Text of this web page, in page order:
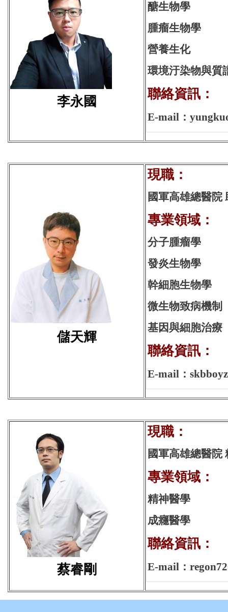
李永國
醣生物學
腫瘤生物學
營養生化
環境汙染物與質
聯絡資訊：
E-mail：
儲天輝
現
國軍高雄總醫院
專業領域：
分子腫瘤學
發炎生物學
幹細胞生物學
微生物致病機制
基因與細胞治療
聯絡資訊：
E-mail：
蔡睿剛
現
國軍高雄總醫院
專業領域：
精神醫學
成癮醫學
聯絡資訊：
E-mail：